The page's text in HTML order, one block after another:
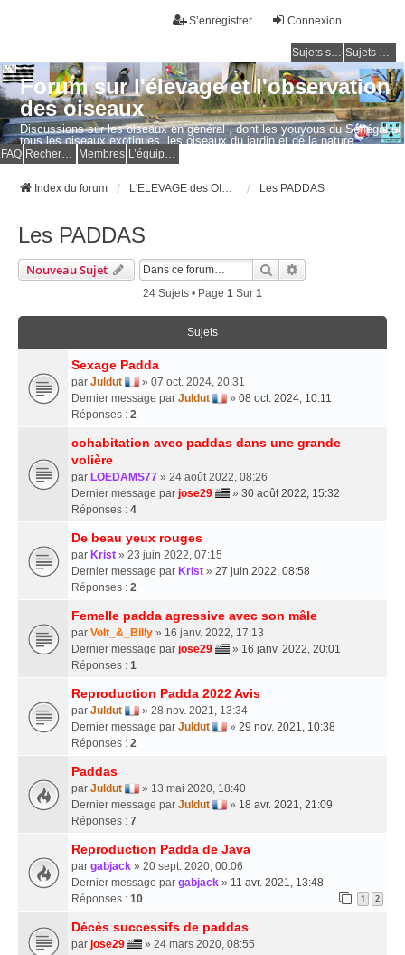
Connexion
S’enregistrer
Sujets sans réponse Sujets actifs
Forum sur l'élevage et l'observation
des oiseaux
Discussions sur les oiseaux en général , dont les youyous du Sénégal et
tous les oiseaux exotiques, les oiseaux du jardin et de la nature.
Questions, photos, expériences.
FAQ Membres
Index du forum Les PADDAS
Les PADDAS
Nouveau Sujet Rechercher
24 Sujets • Page 1 Sur 1
Sujets
Sexage Padda
par Juldut
» 07 oct. 2024, 20:31
Dernier message par Juldut » 08 oct. 2024, 10:11
Réponses : 2
cohabitation avec paddas dans une grande
volière
par LOEDAMS77 » 24 août 2022, 08:26
Dernier message par jose29 » 30 août 2022, 15:32
Réponses : 4
De beau yeux rouges
par Krist » 23 juin 2022, 07:15
Dernier message par Krist » 27 juin 2022, 08:58
Réponses : 2
Femelle padda agressive avec son mâle
par Volt_&_Billy » 16 janv. 2022, 17:13
Dernier message par jose29 » 16 janv. 2022, 20:01
Réponses : 1
Reproduction Padda 2022 Avis
par Juldut
» 28 nov. 2021, 13:34
Dernier message par Juldut » 29 nov. 2021, 10:38
Réponses : 2
Paddas
par Juldut
» 13 mai 2020, 18:40
Dernier message par Juldut » 18 avr. 2021, 21:09
Réponses : 7
Reproduction Padda de Java
par gabjack » 20 sept. 2020, 00:06
Dernier message par gabjack » 11 avr. 2021, 13:48
Réponses : 10 1 2
Décès successifs de paddas
par jose29
» 24 mars 2020, 08:55